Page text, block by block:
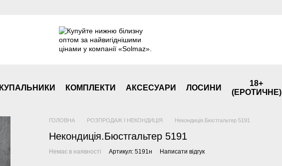
КУПАЛЬНИКИ КОМПЛЕКТИ АКСЕСУАРИ ЛОСИНИ
18+
(ЕРОТИЧНЕ)
ГОЛОВНА РОЗПРОДАЖ І НЕКОНДИЦІЯ Некондиція.Бюстгальтер 5191
Некондиція.Бюстгальтер 5191
Немає в наявності Артикул: 5191н Написати відгук